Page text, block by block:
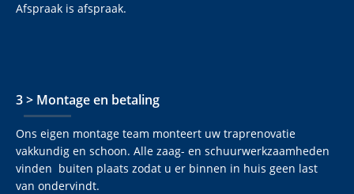
Afspraak is afspraak.
3 > Montage en betaling
Ons eigen montage team monteert uw traprenovatie
vakkundig en schoon. Alle zaag- en schuurwerkzaamheden
vinden buiten plaats zodat u er binnen in huis geen last
van ondervindt.